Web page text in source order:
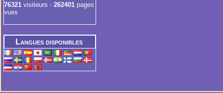
76321 visiteurs - 262401 pages
vues
Langues disponibles